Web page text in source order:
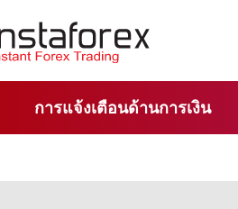
การแจ้งเตือนด้านการเงิน